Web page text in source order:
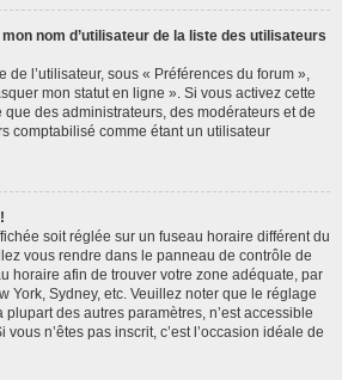
nom d’utilisateur de la liste des utilisateurs
de l’utilisateur, sous « Préférences du forum »,
mon statut en ligne ». Si vous activez cette
des administrateurs, des modérateurs et de
comptabilisé comme étant un utilisateur
soit réglée sur un fuseau horaire différent du
vous rendre dans le panneau de contrôle de
horaire afin de trouver votre zone adéquate, par
York, Sydney, etc. Veuillez noter que le réglage
des autres paramètres, n’est accessible
vous n’êtes pas inscrit, c’est l’occasion idéale de